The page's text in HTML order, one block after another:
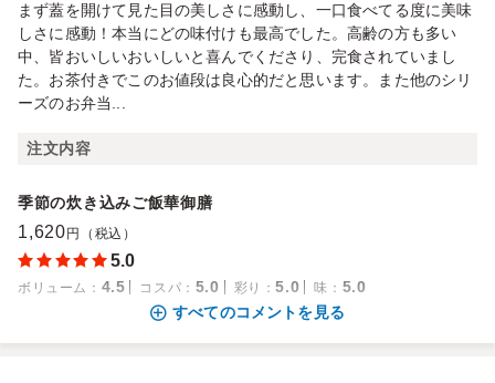
まず蓋を開けて見た目の美しさに感動し、一口食べてる度に美味
しさに感動！本当にどの味付けも最高でした。高齢の方も多い
中、皆おいしいおいしいと喜んでくださり、完食されていまし
た。お茶付きでこのお値段は良心的だと思います。また他のシリ
ーズのお弁当...
注文内容
季節の炊き込みご飯華御膳
1,620 円（税込）
5.0
ボリューム ： 4.5 コスパ ： 5.0 彩り ：5.0 味 ： 5.0
すべてのコメントを見る